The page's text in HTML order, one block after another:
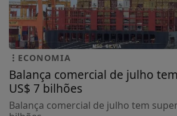
ECONOMIA
Balança comercial de julho
US$ 7 bilhões
Balança comercial de julho tem